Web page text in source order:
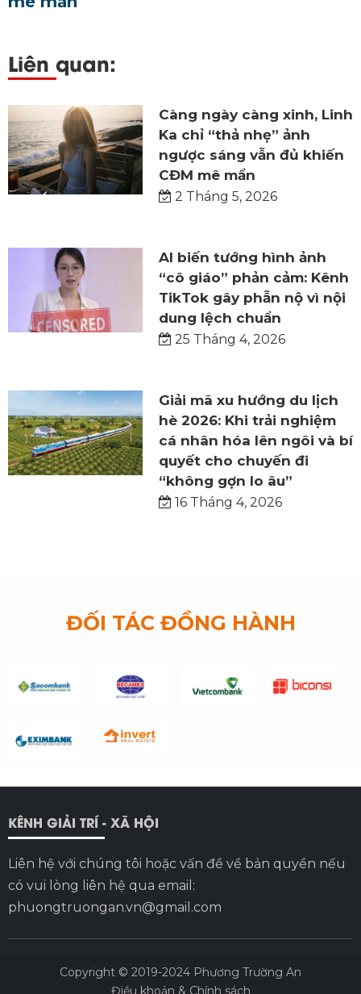
Liên quan:
Càng ngày càng xinh, Linh
Ka chỉ “thả nhẹ” ảnh
ngược sáng vẫn đủ khiến
CĐM mê mẩn
2 Tháng 5, 2026
AI biến tướng hình ảnh
“cô giáo” phản cảm: Kênh
TikTok gây phẫn nộ vì nội
dung lệch chuẩn
25 Tháng 4, 2026
Giải mã xu hướng du lịch
hè 2026: Khi trải nghiệm
cá nhân hóa lên ngôi và bí
quyết cho chuyến đi
“không gợn lo âu”
16 Tháng 4, 2026
ĐỐI TÁC ĐỒNG HÀNH
KÊNH GIẢI TRÍ - XÃ HỘI
Liên hệ với chúng tôi hoặc vấn đề về bản quyền nếu
có vui lòng liên hệ qua email:
phuongtruongan.vn@gmail.com
Copyright © 2019-2024 Phương Trường An
Điều khoản & Chính sách